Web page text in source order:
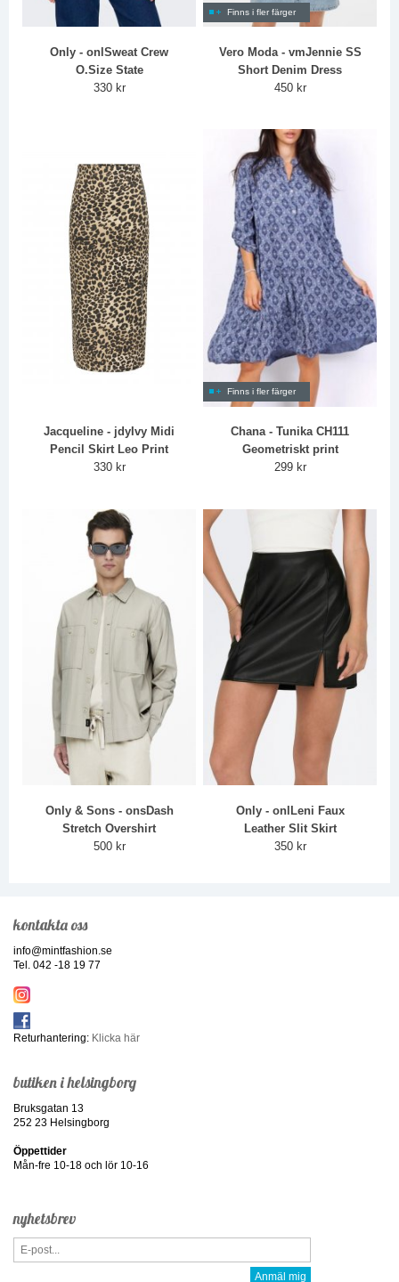
Only - onlSweat Crew
O.Size State
330 kr
Finns i fler färger
Vero Moda - vmJennie SS
Short Denim Dress
450 kr
Jacqueline - jdyIvy Midi
Pencil Skirt Leo Print
330 kr
Finns i fler färger
Chana - Tunika CH111
Geometriskt print
299 kr
Only & Sons - onsDash
Stretch Overshirt
500 kr
Only - onlLeni Faux
Leather Slit Skirt
350 kr
kontakta oss
info@mintfashion.se
Tel. 042 -18 19 77
Returhantering: Klicka här
butiken i helsingborg
Bruksgatan 13
252 23 Helsingborg
Öppettider
Mån-fre 10-18 och lör 10-16
nyhetsbrev
Anmäl mig